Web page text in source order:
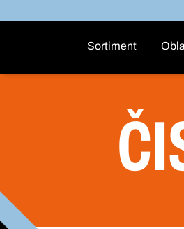
Sortiment